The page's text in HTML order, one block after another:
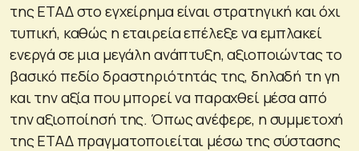
της ΕΤΑΔ στο εγχείρημα είναι στρατηγική και όχι
τυπική, καθώς η εταιρεία επέλεξε να εμπλακεί
ενεργά σε μια μεγάλη ανάπτυξη, αξιοποιώντας το
βασικό πεδίο δραστηριότητάς της, δηλαδή τη γη
και την αξία που μπορεί να παραχθεί μέσα από
την αξιοποίησή της. Όπως ανέφερε, η συμμετοχή
της ΕΤΑΔ πραγματοποιείται μέσω της σύστασης